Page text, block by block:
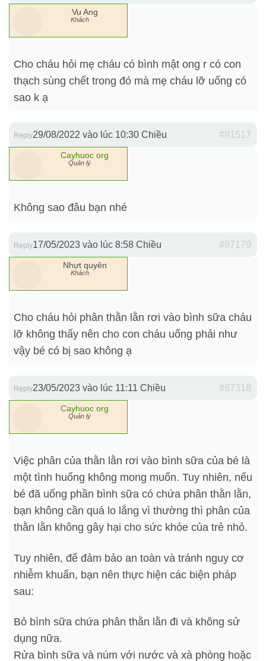
Vu Ang
Khách
Cho cháu hỏi mẹ cháu có bình mật ong r có con
thạch sùng chết trong đó mà mẹ cháu lỡ uống có
sao k ạ
29/08/2022 vào lúc 10:30 Chiều #81517
Reply
Cayhuoc org
Quản lý
Không sao đâu bạn nhé
17/05/2023 vào lúc 8:58 Chiều #87179
Reply
Nhựt quyên
Khách
Cho cháu hỏi phân thằn lằn rơi vào bình sữa cháu
lỡ không thấy nên cho con cháu uống phải như
vậy bé có bị sao không ạ
23/05/2023 vào lúc 11:11 Chiều #87318
Reply
Cayhuoc org
Quản lý
Việc phân của thằn lằn rơi vào bình sữa của bé là
một tình huống không mong muốn. Tuy nhiên, nếu
bé đã uống phần bình sữa có chứa phân thằn lằn,
bạn không cần quá lo lắng vì thường thì phân của
thằn lằn không gây hại cho sức khỏe của trẻ nhỏ.
Tuy nhiên, để đảm bảo an toàn và tránh nguy cơ
nhiễm khuẩn, bạn nên thực hiện các biện pháp
sau:
Bỏ bình sữa chứa phân thằn lằn đi và không sử
dụng nữa.
Rửa bình sữa và núm với nước và xà phòng hoặc